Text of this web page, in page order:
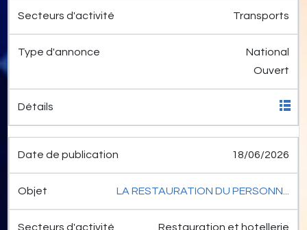
Transports
National
Ouvert
18/06/2026
LA RESTAURATION DU PERSONN...
Restauration et hotellerie